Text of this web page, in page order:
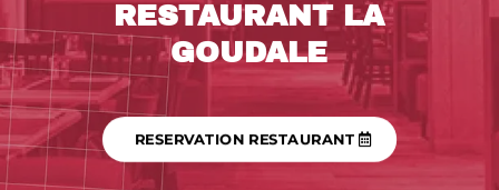
RESTAURANT LA
GOUDALE
RESERVATION RESTAURANT